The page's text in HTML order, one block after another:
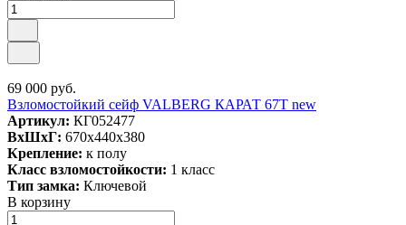
69 000 руб.
Взломостойкий сейф VALBERG КАРАТ 67T new
Артикул: КГ052477
ВxШxГ: 670x440x380
Крепление: к полу
Класс взломостойкости: 1 класс
Тип замка: Ключевой
В корзину